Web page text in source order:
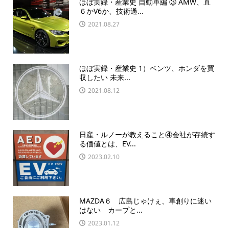
６かV6か、技術過...
2021.08.27
ほぼ実録・産業史 1）ベンツ、ホンダを買
収したい 未来...
2021.08.12
日産・ルノーが教えること④会社が存続す
る価値とは、EV...
2023.02.10
MAZDA６ 広島じゃけぇ、車創りに迷い
はない カープと...
2023.01.12